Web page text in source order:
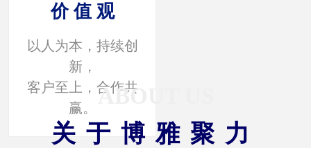
关于博雅聚力
价 值 观
以人为本，持续创
新，
客户至上，合作共
赢。
价 值 观
以人为本，持续创
新，
客户至上，合作共
赢。 ABOUT US